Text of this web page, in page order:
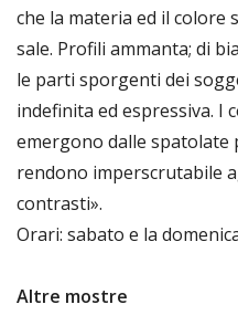
che la materia ed il colore
sale. Profili ammanta; di
le parti sporgenti dei
indefinita ed espressiva. I
emergono dalle spatolate
rendono imperscrutabile
contrasti».
Orari: sabato e la
Altre mostre